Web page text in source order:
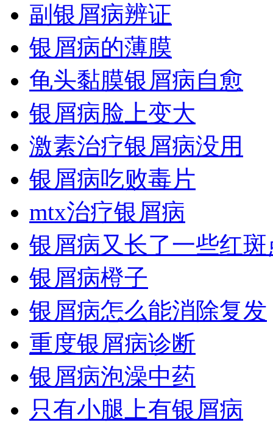
副银屑病辨证
银屑病的薄膜
龟头黏膜银屑病自愈
银屑病脸上变大
激素治疗银屑病没用
银屑病吃败毒片
mtx治疗银屑病
银屑病又长了一些红斑
银屑病橙子
银屑病怎么能消除复发
重度银屑病诊断
银屑病泡澡中药
只有小腿上有银屑病